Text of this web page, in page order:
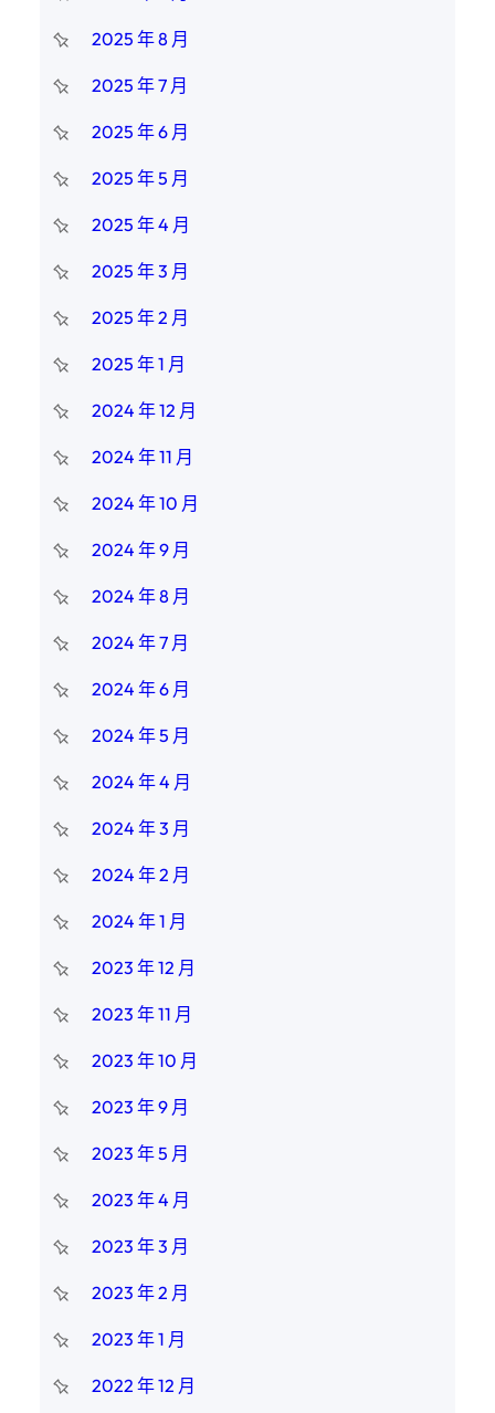
2025 年 8 月
2025 年 7 月
2025 年 6 月
2025 年 5 月
2025 年 4 月
2025 年 3 月
2025 年 2 月
2025 年 1 月
2024 年 12 月
2024 年 11 月
2024 年 10 月
2024 年 9 月
2024 年 8 月
2024 年 7 月
2024 年 6 月
2024 年 5 月
2024 年 4 月
2024 年 3 月
2024 年 2 月
2024 年 1 月
2023 年 12 月
2023 年 11 月
2023 年 10 月
2023 年 9 月
2023 年 5 月
2023 年 4 月
2023 年 3 月
2023 年 2 月
2023 年 1 月
2022 年 12 月